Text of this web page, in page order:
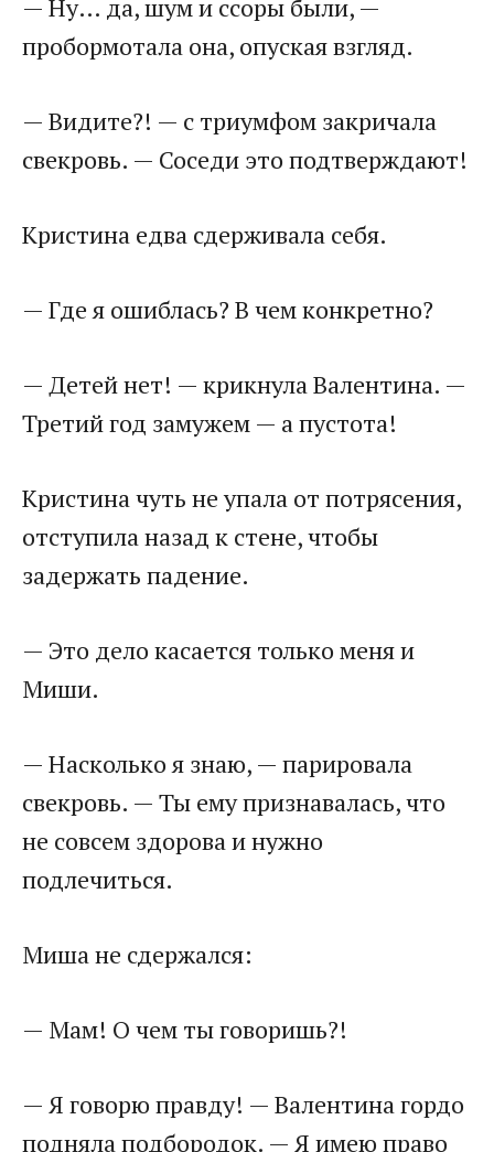
— Ну… да, шум и ссоры были, —
пробормотала она, опуская взгляд.
— Видите?! — с триумфом закричала
свекровь. — Соседи это подтверждают!
Кристина едва сдерживала себя.
— Где я ошиблась? В чем конкретно?
— Детей нет! — крикнула Валентина. —
Третий год замужем — а пустота!
Кристина чуть не упала от потрясения,
отступила назад к стене, чтобы
задержать падение.
— Это дело касается только меня и
Миши.
— Насколько я знаю, — парировала
свекровь. — Ты ему признавалась, что
не совсем здорова и нужно
подлечиться.
Миша не сдержался:
— Мам! О чем ты говоришь?!
— Я говорю правду! — Валентина гордо
подняла подбородок. — Я имею право